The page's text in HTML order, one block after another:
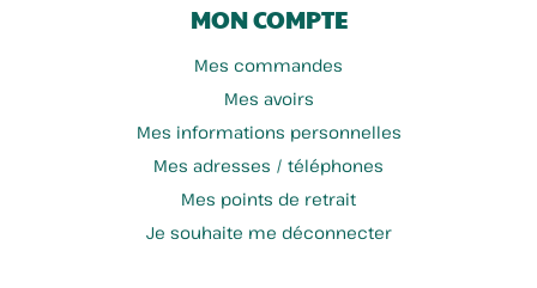
MON COMPTE
Mes commandes
Mes avoirs
Mes informations personnelles
Mes adresses / téléphones
Mes points de retrait
Je souhaite me déconnecter